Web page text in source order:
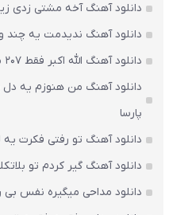
دانلود آهنگ آخه مشتی زدی
دانلود آهنگ ندیدمت یه چند
دانلود آهنگ الله اکبر فقط 207 مشکی سعید کریمی
دانلود آهنگ من هنوزم یه
پارسا
دانلود آهنگ تو رفتی فکرت
دانلود آهنگ گیر کردم تو
دانلود مداحی میگیره نفس